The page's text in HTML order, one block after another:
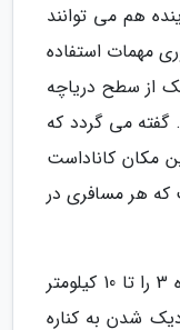
هم می توانند
مهمات استفاده
از سطح دریاچه
گفته می گردد که
مکان کاناداست
که هر مسافری در
دریاجه خالدار در نواحی محافظت شده جنوب اوکاناگان قرار گرفته است و برای دیدن آن باید اتوبان شماره 3 را تا 10 کیلومتر
تا این دریاچه حدود 4/5 ساعت است. نزدیک شدن به کناره